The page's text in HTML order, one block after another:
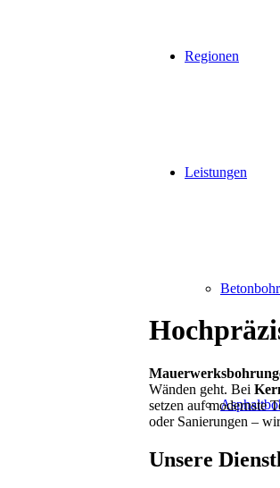
Regionen
Leistungen
Wänden geht. Bei
setzen auf modernste
oder Sanierungen –
Unsere